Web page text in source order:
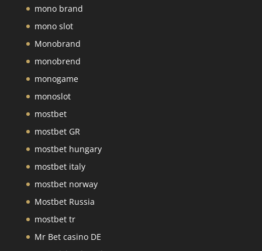
mono brand
mono slot
Monobrand
monobrend
monogame
monoslot
mostbet
mostbet GR
mostbet hungary
mostbet italy
mostbet norway
Mostbet Russia
mostbet tr
Mr Bet casino DE